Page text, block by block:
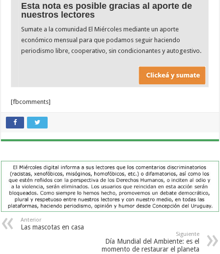
Esta nota es posible gracias al aporte de
nuestros lectores
Sumate a la comunidad El Miércoles mediante un aporte
económico mensual para que podamos seguir haciendo
periodismo libre, cooperativo, sin condicionantes y autogestivo.
[fbcomments]
Anterior
Las mascotas en casa
Siguiente
Día Mundial del Ambiente: es el
momento de restaurar el planeta